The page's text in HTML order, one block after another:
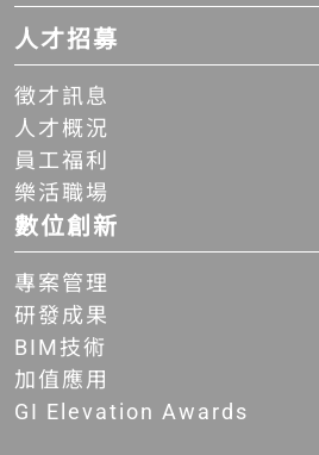
人才招募
徵才訊息
人才概況
員工福利
樂活職場
數位創新
專案管理
研發成果
BIM技術
加值應用
GI Elevation Awards